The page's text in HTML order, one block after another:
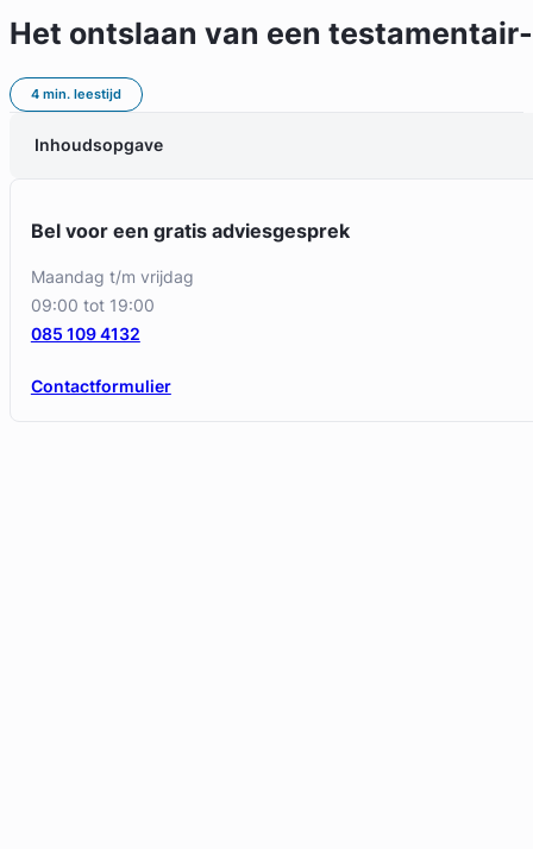
Het ontslaan van een
4 min. leestijd
Inhoudsopgave
Bel voor een gratis adviesgesprek
maandag t/m vrijdag
09:00 tot 19:00
Contactformulier
085 109 4132